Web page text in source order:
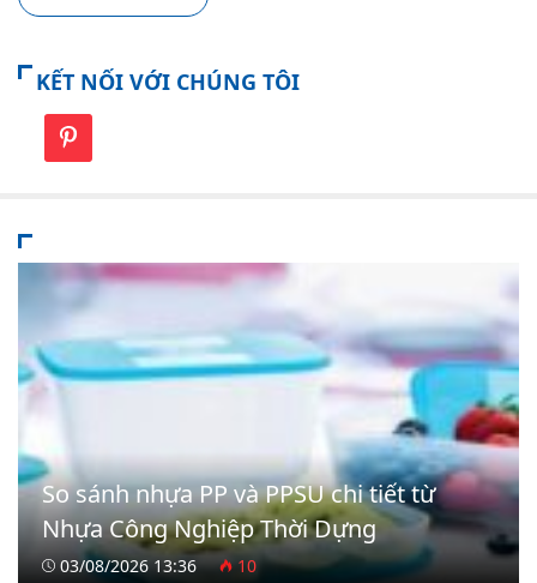
KẾT NỐI VỚI CHÚNG TÔI
So sánh nhựa PP và PPSU chi tiết từ
Nhựa Công Nghiệp Thời Dựng
03/08/2026 13:36 10